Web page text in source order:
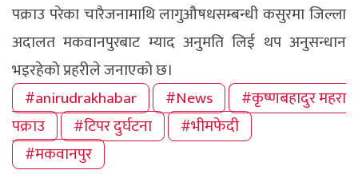
पक्राउ परेका चारैजनामाथि लागुऔषधसम्बन्धी कसुरमा जिल्ला
अदालत मकवानपुरबाट म्याद अनुमति लिई थप अनुसन्धान
भइरहेको प्रहरीले जनाएको छ।
#anirudrakhabar
#News
#कृष्णबहादुर महरा
पक्राउ
#टिपर दुर्घटना
#भीमफेदी
#मकवानपुर